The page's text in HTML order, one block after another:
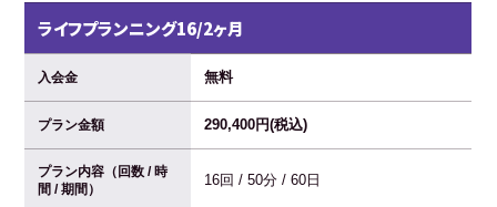
ライフプランニング16/2ヶ月
入会金 無料
プラン金額 290,400円(税込)
プラン内容（回数 / 時
間 / 期間）
16回 / 50分 / 60日